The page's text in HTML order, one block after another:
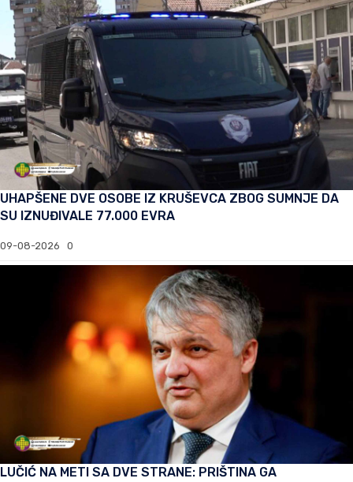
UHAPŠENE DVE OSOBE IZ KRUŠEVCA ZBOG SUMNJE DA
SU IZNUĐIVALE 77.000 EVRA
09-08-2026 0
LUČIĆ NA METI SA DVE STRANE: PRIŠTINA GA